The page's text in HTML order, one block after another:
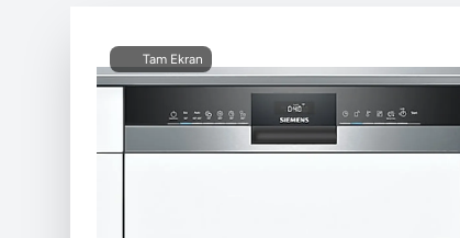
Tam Ekran